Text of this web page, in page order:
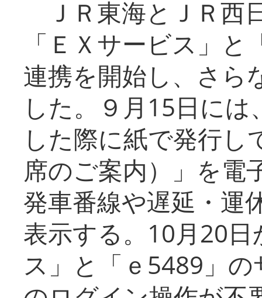
ＪＲ東海とＪＲ西
「ＥＸサービス」
連携を開始し、さら
した。９月15日に
した際に紙で発行し
席のご案内）」を電
発車番線や遅延・運
表示する。10月20
ス」と「ｅ5489」